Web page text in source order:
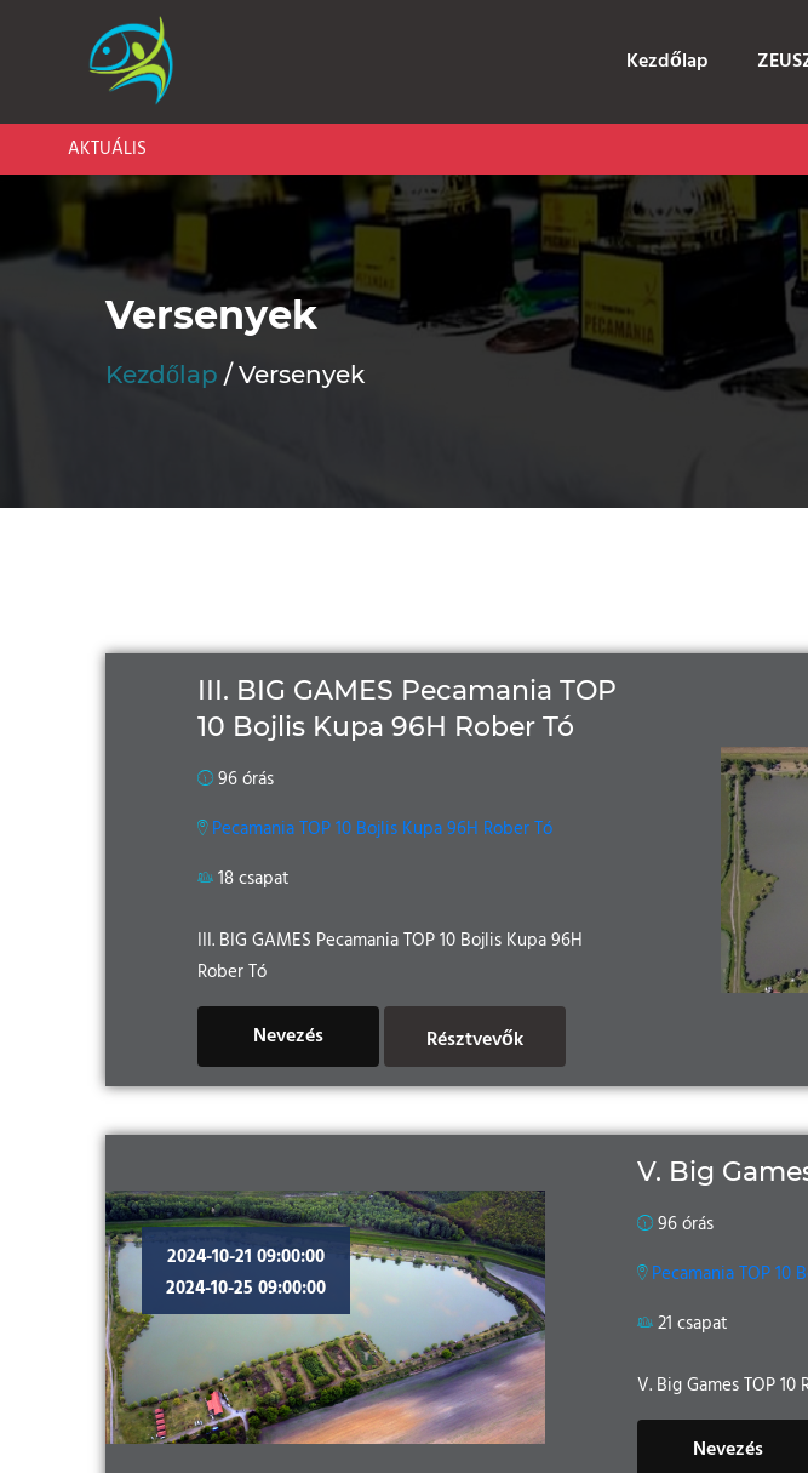
Kezdőlap
AKTUÁLIS
Versenyek
Kezdőlap Versenyek
III. BIG GAMES Pecamania TOP
10 Bojlis Kupa 96H Rober Tó
96 órás
Pecamania TOP 10 Bojlis Kupa 96H Rober Tó
18 csapat
III. BIG GAMES Pecamania TOP 10 Bojlis Kupa 96H
Rober Tó
Nevezés Résztvevők
2024-10-21 09:00:00
2024-10-25 09:00:00
V. Big
96 órás
Pecamania TOP 10
21 csapat
V. Big Games TOP 10
Nevezés